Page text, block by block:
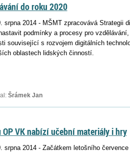
do roku 2020
srpna 2014 - MŠMT zpracovává Strategii
podmínky a procesy pro
související s rozvojem digitálních
oblastech lidských činností.
Šrámek Jan
VK nabízí učební materiály i hry
srpna 2014 - Začátkem letošního